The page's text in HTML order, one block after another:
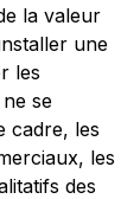
la valeur
une
les
se
cadre, les
les
des